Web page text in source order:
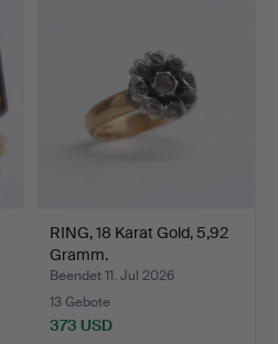
RING, 18 Karat Gold, 5,92
Gramm.
Beendet 11. Jul 2026
13 Gebote
373 USD